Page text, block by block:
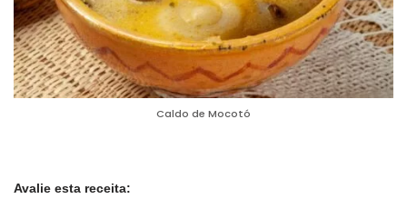
Caldo de Mocotó
Avalie esta receita: